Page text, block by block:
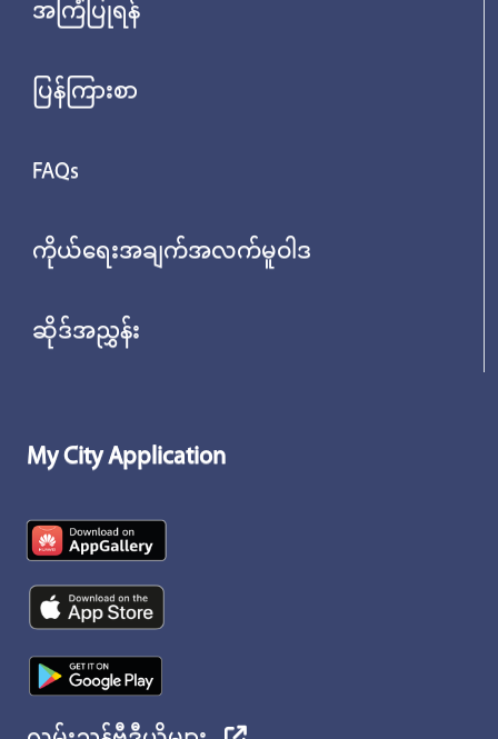
အကြံပြုရန်
ပြန်ကြားစာ
FAQs
ကိုယ်ရေးအချက်အလက်မူဝါဒ
ဆိုဒ်အညွှန်း
My City Application